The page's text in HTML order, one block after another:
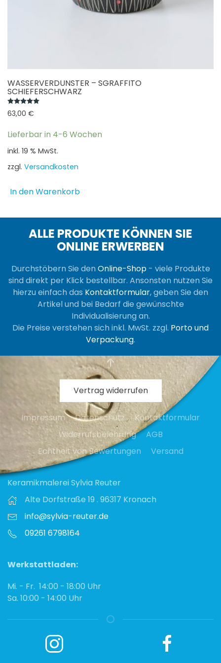
WASSERVERDUNSTER – SGRAFFITO
SCHIEFERSCHWARZ
63,00 €
Lieferbar in 4-6 Wochen
inkl. 19 % MwSt.
zzgl. Versandkosten
In den Warenkorb
ALLE PRODUKTE KÖNNEN SIE
ONLINE ERWERBEN
Durchstöbern Sie denOnline-Shop- viele Produkte
sind direkt per Klick bestellbar. Ansonsten nutzen Sie
hierzu einfach das Kontaktformular, geben Sie den
Artikel und bei Bedarf die gewünschte
Individualisierung an.
Die Preise verstehen sich inkl. MwSt. zzgl. Porto und
Verpackung.
Vertrag widerrufen
Impressum Datenschutz
Kontaktformular
Widerrufsbelehrung
AGB
Echtheit von Bewertungen
Versand
Keramikmalerei Sylvia Reuter
Alte Dorfstraße 19 . 96317 Kronach
info@sylvia-reuter.de
09261 6798164‬
Werkstattladen:
Mi. - Fr. 14:00 - 18:00 Uhr
Sa. 10:00 - 14:00 Uhr